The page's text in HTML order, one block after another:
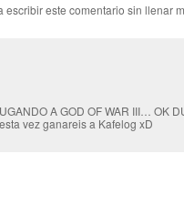
escribir este comentario sin llenar
A GOD OF WAR III… OK
vez ganareis a Kafelog xD